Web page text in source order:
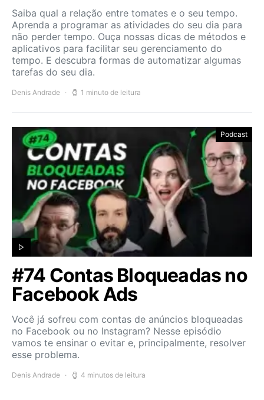
Saiba qual a relação entre tomates e o seu tempo.
Aprenda a programar as atividades do seu dia para
não perder tempo. Ouça nossas dicas de métodos e
aplicativos para facilitar seu gerenciamento do
tempo. E descubra formas de automatizar algumas
tarefas do seu dia.
Denis Andrade 1 minuto de leitura
Podcast
#74 Contas Bloqueadas no
Facebook Ads
Você já sofreu com contas de anúncios bloqueadas
no Facebook ou no Instagram? Nesse episódio
vamos te ensinar o evitar e, principalmente, resolver
esse problema.
Denis Andrade 4 minutos de leitura